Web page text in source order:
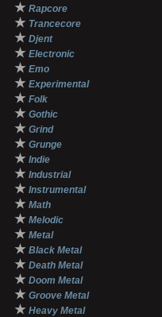
★ Rapcore
★ Trancecore
★ Djent
★ Electronic
★ Emo
★ Experimental
★ Folk
★ Gothic
★ Grind
★ Grunge
★ Indie
★ Industrial
★ Instrumental
★ Math
★ Melodic
★ Metal
★ Black Metal
★ Death Metal
★ Doom Metal
★ Groove Metal
★ Heavy Metal